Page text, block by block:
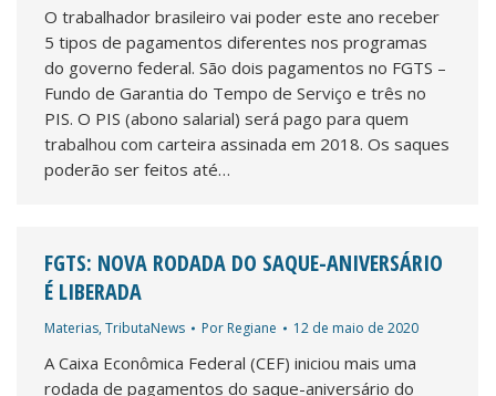
O trabalhador brasileiro vai poder este ano receber
5 tipos de pagamentos diferentes nos programas
do governo federal. São dois pagamentos no FGTS –
Fundo de Garantia do Tempo de Serviço e três no
PIS. O PIS (abono salarial) será pago para quem
trabalhou com carteira assinada em 2018. Os saques
poderão ser feitos até…
FGTS: NOVA RODADA DO SAQUE-ANIVERSÁRIO
É LIBERADA
Materias,TributaNews Por Regiane 12 de maio de 2020
A Caixa Econômica Federal (CEF) iniciou mais uma
rodada de pagamentos do saque-aniversário do